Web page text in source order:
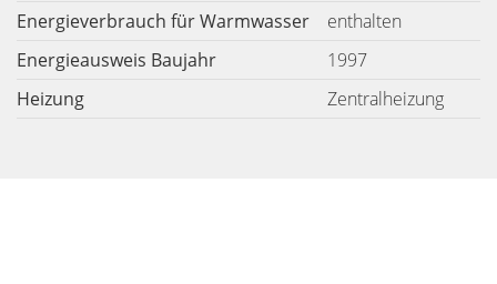
Energieverbrauch für Warmwasser
enthalten
Energieausweis Baujahr
1997
Heizung
Zentralheizung